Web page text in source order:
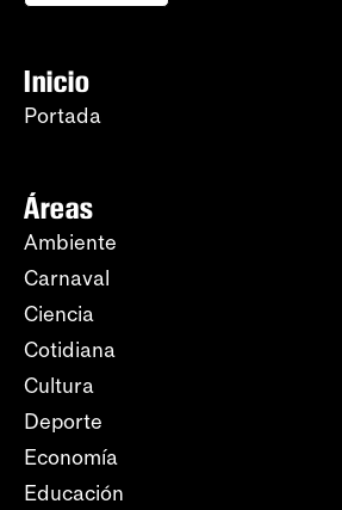
Inicio
Portada
Áreas
Ambiente
Carnaval
Ciencia
Cotidiana
Cultura
Deporte
Economía
Educación